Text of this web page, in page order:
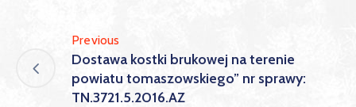
Previous
Dostawa kostki brukowej na terenie
powiatu tomaszowskiego” nr sprawy:
TN.3721.5.2016.AZ